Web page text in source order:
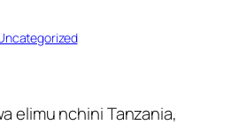
elimu nchini Tanzania,